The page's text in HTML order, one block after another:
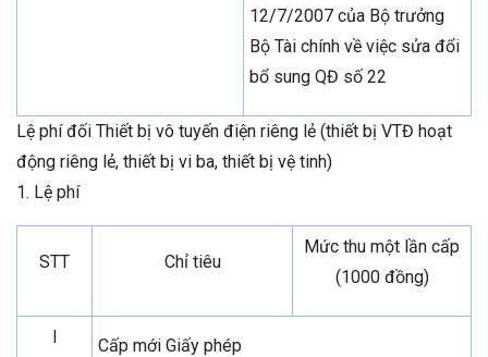
12/7/2007 của Bộ trưởng
Bộ Tài chính về việc sửa đổi
bổ sung QĐ số 22
Lệ phí đối Thiết bị vô tuyến điện riêng lẻ (thiết bị VTĐ hoạt
động riêng lẻ, thiết bị vi ba, thiết bị vệ tinh)
1. Lệ phí
STT Chỉ tiêu
Mức thu một lần cấp
(1000 đồng)
I Cấp mới Giấy phép